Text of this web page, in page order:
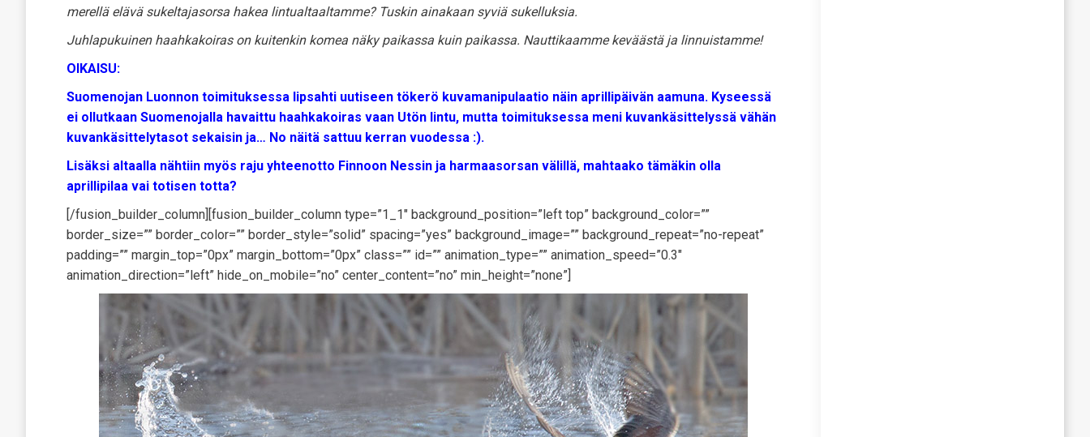
merellä elävä sukeltajasorsa hakea lintualtaaltamme? Tuskin ainakaan syviä sukelluksia.
Juhlapukuinen haahkakoiras on kuitenkin komea näky paikassa kuin paikassa. Nauttikaamme keväästä ja linnuistamme!
OIKAISU:
Suomenojan Luonnon toimituksessa lipsahti uutiseen tökerö kuvamanipulaatio näin aprillipäivän aamuna. Kyseessä
ei ollutkaan Suomenojalla havaittu haahkakoiras vaan Utön lintu, mutta toimituksessa meni kuvankäsittelyssä vähän
kuvankäsittelytasot sekaisin ja… No näitä sattuu kerran vuodessa :).
Lisäksi altaalla nähtiin myös raju yhteenotto Finnoon Nessin ja harmaasorsan välillä, mahtaako tämäkin olla
aprillipilaa vai totisen totta?
[/fusion_builder_column][fusion_builder_column type=”1_1″ background_position=”left top” background_color=””
border_size=”” border_color=”” border_style=”solid” spacing=”yes” background_image=”” background_repeat=”no-repeat”
padding=”” margin_top=”0px” margin_bottom=”0px” class=”” id=”” animation_type=”” animation_speed=”0.3″
animation_direction=”left” hide_on_mobile=”no” center_content=”no” min_height=”none”]